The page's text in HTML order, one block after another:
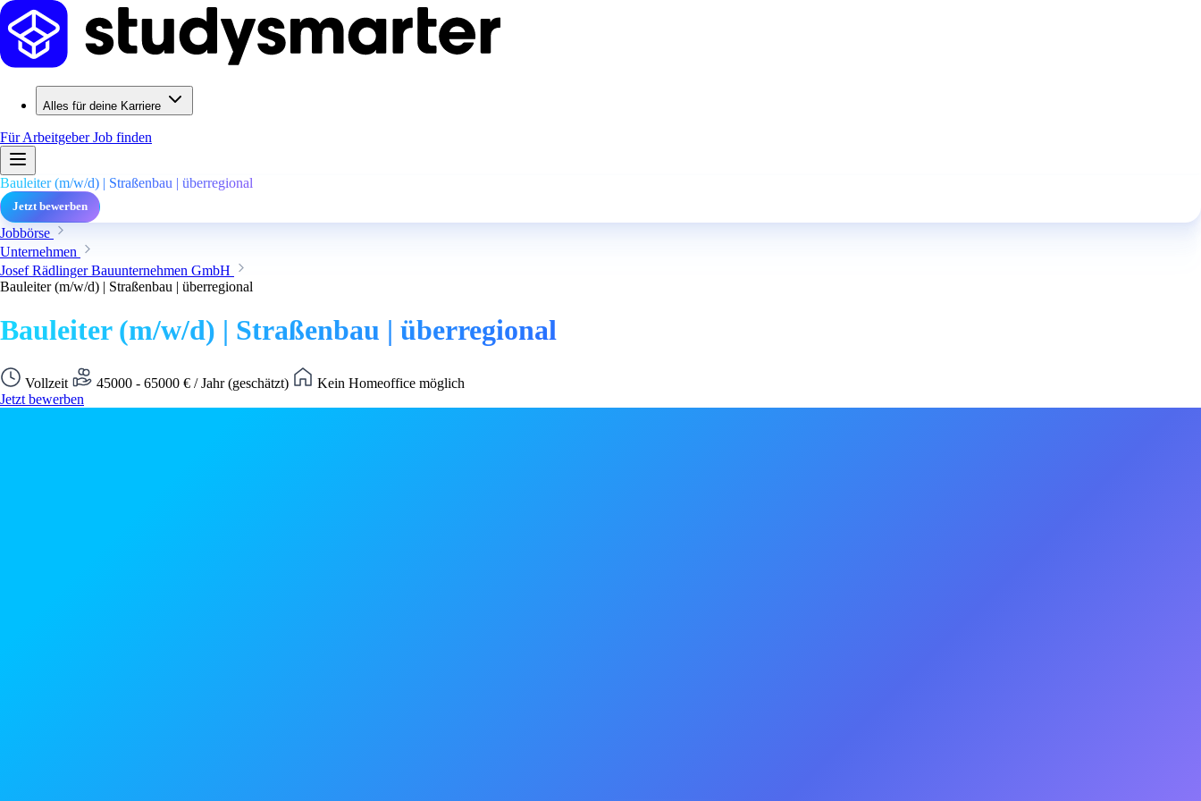
Alles für deine Karriere
Für ArbeitgeberJob finden
Bauleiter (m/w/d) | Straßenbau | überregional
Jetzt bewerben
Jobbörse
Unternehmen
Josef Rädlinger Bauunternehmen GmbH
Bauleiter (m/w/d) | Straßenbau | überregional
Bauleiter (m/w/d) | Straßenbau | überregional
Vollzeit 45000 - 65000 € / Jahr (geschätzt)
Kein Homeoffice möglich
Jetzt bewerben